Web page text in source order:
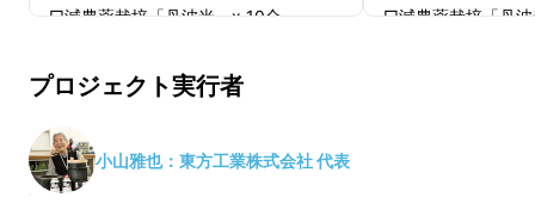
□減農薬栽培「丹波米」x 10合
■一般販売価格 定価29,800円（税
特別価格14,900円（税込）で販売いた
します。
□減農薬栽培「丹
プロジェクト実行者
小山雅也：東方工業株式会社 代表